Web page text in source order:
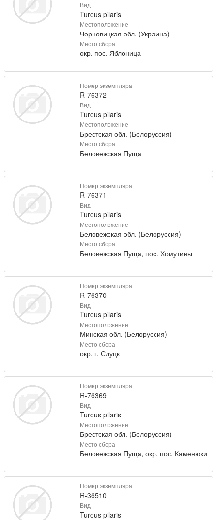
Вид
Turdus pilaris
Местоположение
Черновицкая обл. (Украина)
Место сбора
окр. пос. Яблоница
Номер экземпляра
R-76372
Вид
Turdus pilaris
Местоположение
Брестская обл. (Белоруссия)
Место сбора
Беловежская Пуща
Номер экземпляра
R-76371
Вид
Turdus pilaris
Местоположение
Беловежская обл. (Белоруссия)
Место сбора
Беловежская Пуща, пос. Хомутины
Номер экземпляра
R-76370
Вид
Turdus pilaris
Местоположение
Минская обл. (Белоруссия)
Место сбора
окр. г. Слуцк
Номер экземпляра
R-76369
Вид
Turdus pilaris
Местоположение
Брестская обл. (Белоруссия)
Место сбора
Беловежская Пуща, окр. пос. Каменюки
Номер экземпляра
R-36510
Вид
Turdus pilaris